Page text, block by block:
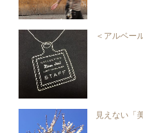
＜アルベー
見えない「